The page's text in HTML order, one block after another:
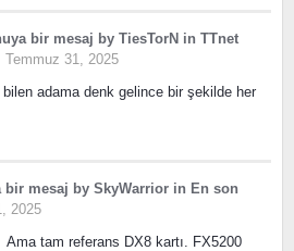
bir mesaj by TiesTorN in TTnet
Temmuz 31, 2025
adama denk gelince bir şekilde her
bir mesaj by SkyWarrior in En son
2025
tam referans DX8 kartı. FX5200